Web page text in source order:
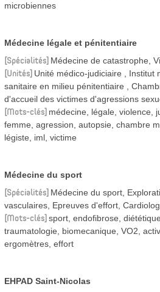
microbiennes
Médecine légale et pénitentiaire
Spécialités Médecine de catastrophe,
Unités Unité médico-judiciaire Institut
sanitaire en milieu pénitentiaire
d'accueil des victimes d'agressions
Mots-clés médecine, légale, violence,
femme, agression, autopsie, chambre
légiste, iml, victime
Médecine du sport
Spécialités Médecine du sport,
vasculaires, Epreuves d'effort,
Mots-clés sport, endofibrose,
traumatologie, biomecanique, VO2,
ergomètres, effort
EHPAD Saint-Nicolas